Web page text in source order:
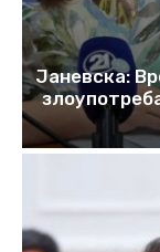
Јаневска: